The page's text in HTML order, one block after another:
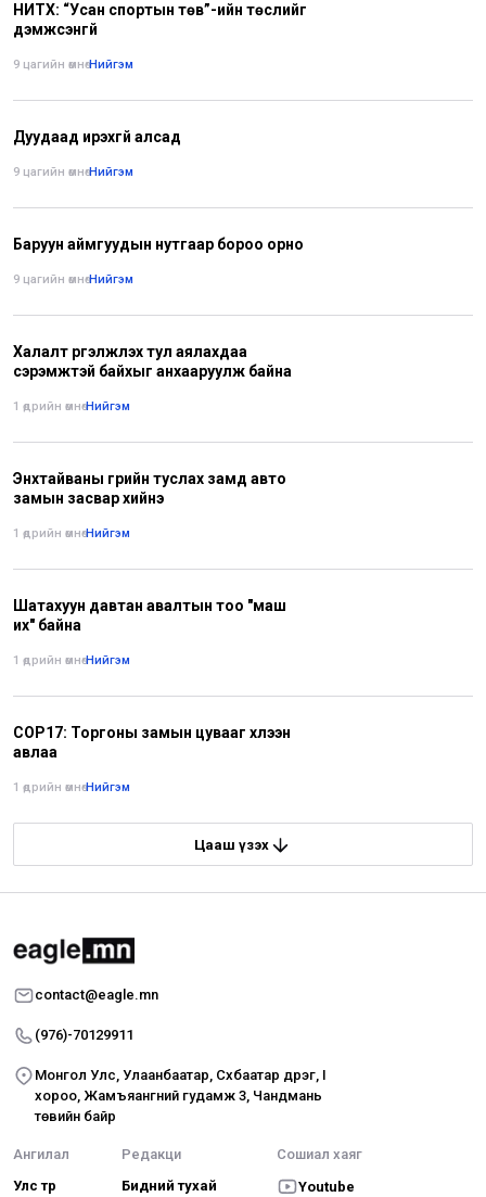
НИТХ: “Усан спортын төв”-ийн төслийг
дэмжсэнгүй
9 цагийн өмнө•Нийгэм
Дуудаад ирэхгүй алсад
9 цагийн өмнө•Нийгэм
Баруун аймгуудын нутгаар бороо орно
9 цагийн өмнө•Нийгэм
Халалт үргэлжлэх тул аялахдаа
сэрэмжтэй байхыг анхааруулж байна
1 өдрийн өмнө•Нийгэм
Энхтайваны гүүрийн туслах замд авто
замын засвар хийнэ
1 өдрийн өмнө•Нийгэм
Шатахуун давтан авалтын тоо "маш
их" байна
1 өдрийн өмнө•Нийгэм
COP17: Торгоны замын цувааг хүлээн
авлаа
1 өдрийн өмнө•Нийгэм
Цааш үзэх
contact@eagle.mn
(976)-70129911
Монгол Улс, Улаанбаатар, Сүхбаатар дүүрэг, I
хороо, Жамъяангүний гудамж 3, Чандмань
төвийн байр
Ангилал
Улс төр
Редакци
Бидний тухай
Сошиал хаяг
Youtube